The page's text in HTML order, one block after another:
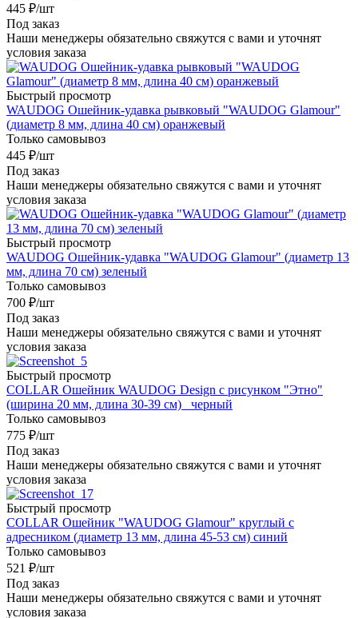
445 ₽/шт
Под заказ
Наши менеджеры обязательно свяжутся с вами и уточнят
условия заказа
Быстрый просмотр
WAUDOG Ошейник-удавка рывковый "WAUDOG Glamour"
(диаметр 8 мм, длина 40 см) оранжевый
Только самовывоз
445 ₽/шт
Под заказ
Наши менеджеры обязательно свяжутся с вами и уточнят
условия заказа
Быстрый просмотр
WAUDOG Ошейник-удавка "WAUDOG Glamour" (диаметр 13
мм, длина 70 см) зеленый
Только самовывоз
700 ₽/шт
Под заказ
Наши менеджеры обязательно свяжутся с вами и уточнят
условия заказа
Быстрый просмотр
COLLAR Ошейник WAUDOG Design с рисунком "Этно"
(ширина 20 мм, длина 30-39 см) черный
Только самовывоз
775 ₽/шт
Под заказ
Наши менеджеры обязательно свяжутся с вами и уточнят
условия заказа
Быстрый просмотр
COLLAR Ошейник "WAUDOG Glamour" круглый с
адресником (диаметр 13 мм, длина 45-53 см) синий
Только самовывоз
521 ₽/шт
Под заказ
Наши менеджеры обязательно свяжутся с вами и уточнят
условия заказа